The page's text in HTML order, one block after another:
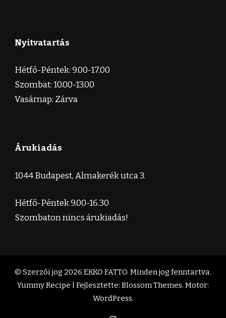
Nyitvatartás
Hétfő-Péntek: 9.00-17.00
Szombat: 10.00-13.00
Vasárnap: Zárva
Árukiadás
1044 Budapest, Almakerék utca 3.
Hétfő-Péntek 9.00-16.30
Szombaton nincs árukiadás!
© Szerzői jog 2026 EKKO FATTO. Minden jog fenntartva.
Yummy Recipe | Fejlesztette: Blossom Themes. Motor:
WordPress.